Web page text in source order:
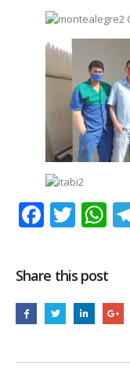
Share this post